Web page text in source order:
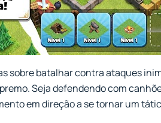
sobre batalhar contra ataques
Seja defendendo com
em direção a se tornar um